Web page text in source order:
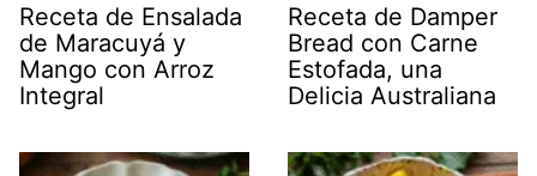
Receta de Ensalada
de Maracuyá y
Mango con Arroz
Integral
Receta de Damper
Bread con Carne
Estofada, una
Delicia Australiana